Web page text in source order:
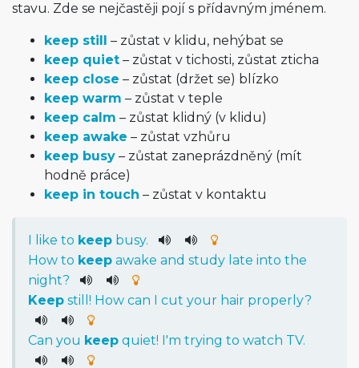
stavu. Zde se nejčastěji pojí s přídavným jménem.
keep still – zůstat v klidu, nehýbat se
keep quiet – zůstat v tichosti, zůstat zticha
keep close – zůstat (držet se) blízko
keep warm – zůstat v teple
keep calm – zůstat klidný (v klidu)
keep awake – zůstat vzhůru
keep busy – zůstat zaneprázdněný (mít
hodně práce)
keep in touch – zůstat v kontaktu
I like to keep busy.
How to keep awake and study late into the
night?
Keep still ! How can I cut your hair properly?
Can you keep quiet! I'm trying to watch TV.